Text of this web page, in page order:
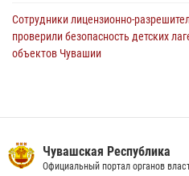
Сотрудники лицензионно-
проверили безопасность детских
объектов Чувашии
Чебоксарах
07 июля 2026, 11:01 5
Чувашская Республика
Официальный портал органов